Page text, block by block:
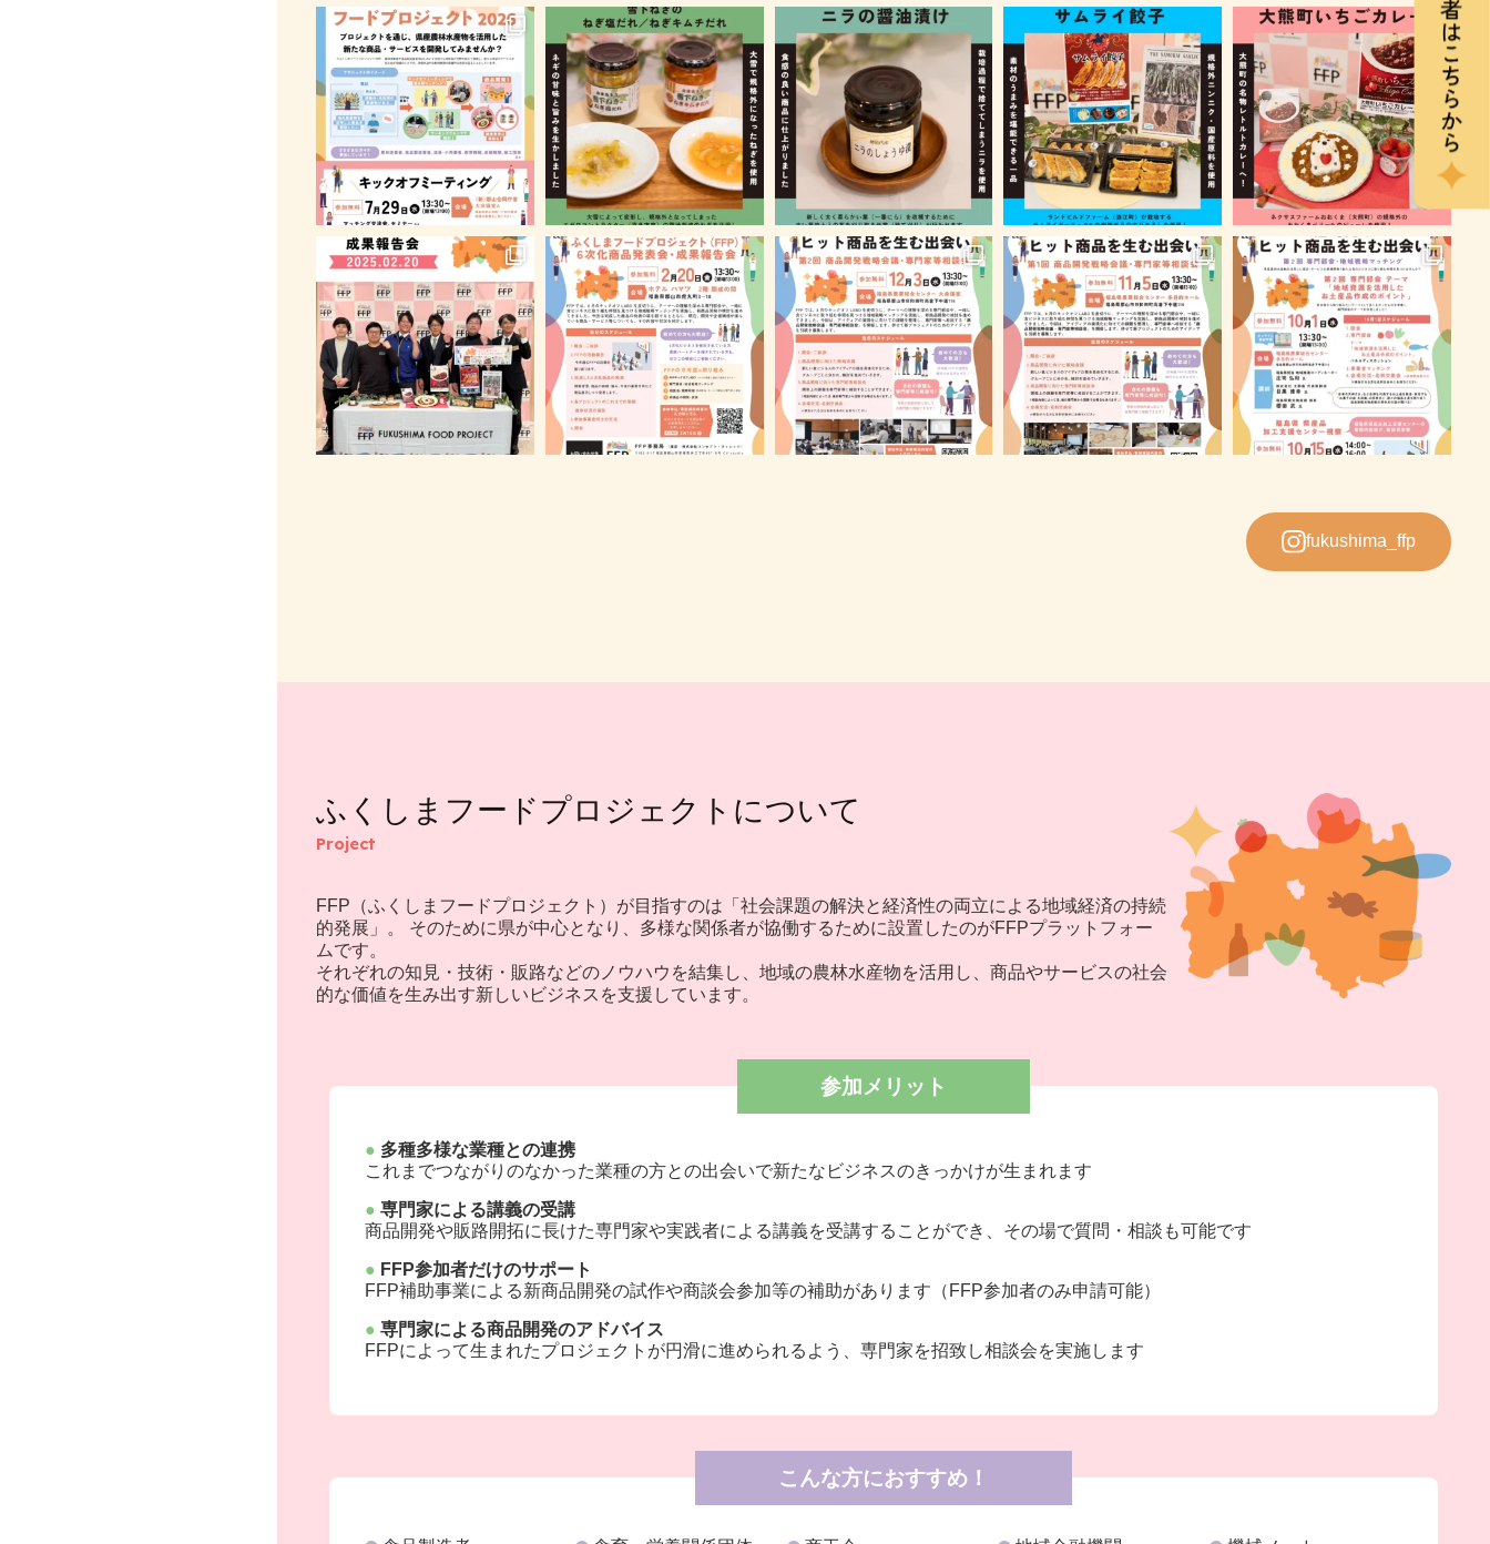
fukushima_ffp
ふくしまフードプロジェクトについて
Project
FFP（ふくしまフードプロジェクト）が目指すのは「社会課題の解決と経済性の両立による地域経済の持続
的発展」。 そのために県が中心となり、多様な関係者が協働するために設置したのがFFPプラットフォー
ムです。
それぞれの知見・技術・販路などのノウハウを結集し、地域の農林水産物を活用し、商品やサービスの社会
的な価値を生み出す新しいビジネスを支援しています。
参加メリット
● 多種多様な業種との連携
これまでつながりのなかった業種の方との出会いで新たなビジネスのきっかけが生まれます
● 専門家による講義の受講
商品開発や販路開拓に長けた専門家や実践者による講義を受講することができ、その場で質問・相談も可能です
● FFP参加者だけのサポート
FFP補助事業による新商品開発の試作や商談会参加等の補助があります（FFP参加者のみ申請可能）
● 専門家による商品開発のアドバイス
FFPによって生まれたプロジェクトが円滑に進められるよう、専門家を招致し相談会を実施します
こんな方におすすめ！